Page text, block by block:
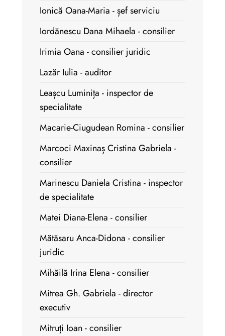
Ionică Oana-Maria - șef serviciu
Iordănescu Dana Mihaela - consilier
Irimia Oana - consilier juridic
Lazăr Iulia - auditor
Leașcu Luminița - inspector de
specialitate
Macarie-Ciugudean Romina - consilier
Marcoci Maxinaș Cristina Gabriela -
consilier
Marinescu Daniela Cristina - inspector
de specialitate
Matei Diana-Elena - consilier
Mătăsaru Anca-Didona - consilier
juridic
Mihăilă Irina Elena - consilier
Mitrea Gh. Gabriela - director
executiv
Mitruți Ioan - consilier